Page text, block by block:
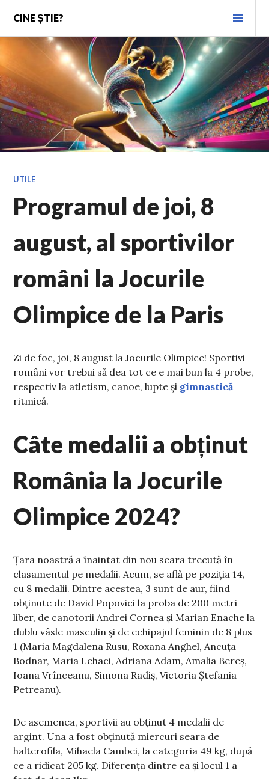
content
CINE ȘTIE?
UTILE
Programul de joi, 8
august, al sportivilor
români la Jocurile
Olimpice de la Paris
Zi de foc, joi, 8 august la Jocurile Olimpice! Sportivi
români vor trebui să dea tot ce e mai bun la 4 probe,
respectiv la atletism, canoe, lupte și gimnastică
ritmică.
Câte medalii a obținut
România la Jocurile
Olimpice 2024?
Țara noastră a înaintat din nou seara trecută în
clasamentul pe medalii. Acum, se află pe poziția 14,
cu 8 medalii. Dintre acestea, 3 sunt de aur, fiind
obținute de David Popovici la proba de 200 metri
liber, de canotorii Andrei Cornea şi Marian Enache la
dublu vâsle masculin şi de echipajul feminin de 8 plus
1 (Maria Magdalena Rusu, Roxana Anghel, Ancuţa
Bodnar, Maria Lehaci, Adriana Adam, Amalia Bereş,
Ioana Vrînceanu, Simona Radiş, Victoria Ştefania
Petreanu).
De asemenea, sportivii au obținut 4 medalii de
argint. Una a fost obținută miercuri seara de
halterofila, Mihaela Cambei, la categoria 49 kg, după
ce a ridicat 205 kg. Diferența dintre ea și locul 1 a